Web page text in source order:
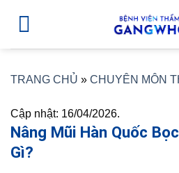
TRANG CHỦ » CHUYÊN MÔN
Cập nhật: 16/04/2026.
Nâng Mũi Hàn Quốc
Gì?